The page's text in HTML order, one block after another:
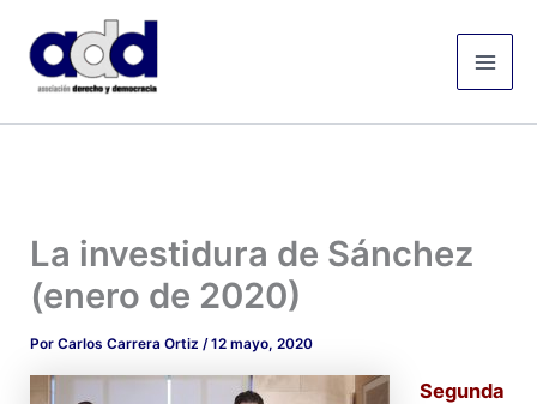
contenido
La investidura de Sánchez
(enero de 2020)
PorCarlos Carrera Ortiz/12 mayo, 2020
Segunda